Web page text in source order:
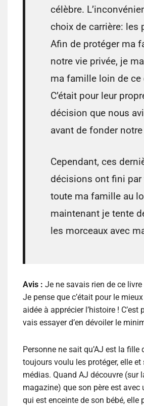
célèbre.
choix de carrière: les
Afin de protéger ma
notre vie privée, je
ma famille loin de ce
C’était pour leur
décision que nous
avant de fonder
Cependant, ces
décisions ont fini
toute ma famille au
maintenant je tente
les morceaux avec
Avis : Je ne savais rien de ce
Je pense que c’était pour le mieux
aidée à apprécier l’histoire ! C’est
vais essayer d’en dévoiler le
Personne ne sait qu’AJ est la fille
toujours voulu les protéger, elle et
médias. Quand AJ découvre (sur
magazine) que son père est avec
qui est enceinte de son bébé, elle